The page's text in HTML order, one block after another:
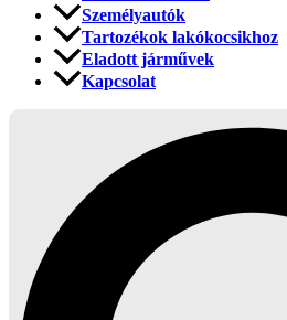
Személyautók
Tartozékok lakókocsikhoz
Eladott járművek
Kapcsolat